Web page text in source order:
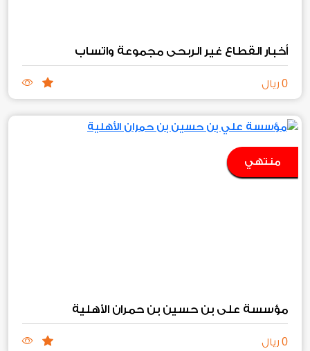
أخبار القطاع غير الربحي مجموعة واتساب
0 ريال
منتهي
مؤسسة علي بن حسين بن حمران الأهلية
0 ريال